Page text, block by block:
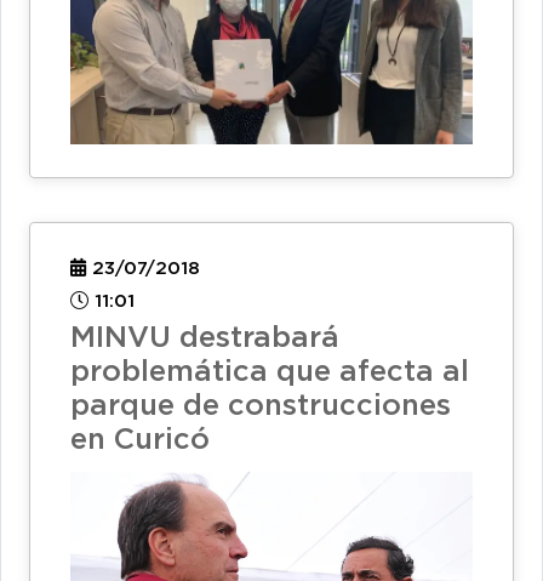
23/07/2018
11:01
MINVU destrabará
problemática que afecta al
parque de construcciones
en Curicó